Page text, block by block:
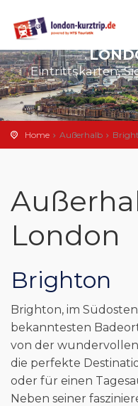
Eintrittskarten,
Home Außerhalb
London
Brighton
Brighton, im
bekanntesten
von der
die perfekte
oder für einen
Neben seiner